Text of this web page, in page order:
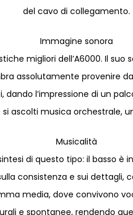
del cavo di collegamento.
Immagine sonora
migliori dell’A6000. Il suo
assolutamente provenire
l’impressione di un
ascolti musica orchestrale,
Musicalità
di questo tipo: il basso è
consistenza e sui dettagli,
media, dove convivono
e spontanee, rendendo